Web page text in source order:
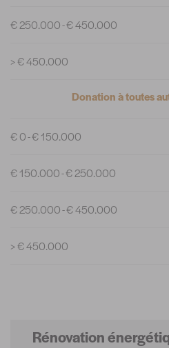
€ 250.000 - € 450.000
> € 450.000
Donation à toutes
€ 0 - € 150.000
€ 150.000 - € 250.000
€ 250.000 - € 450.000
> € 450.000
Rénovation